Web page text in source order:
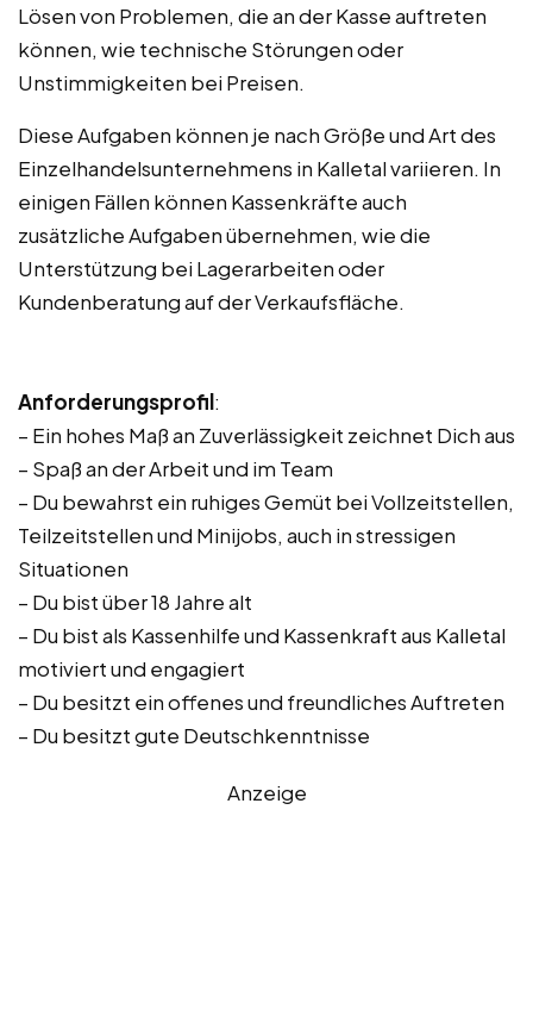
Lösen von Problemen, die an der Kasse auftreten
können, wie technische Störungen oder
Unstimmigkeiten bei Preisen.
Diese Aufgaben können je nach Größe und Art des
Einzelhandelsunternehmens in Kalletal variieren. In
einigen Fällen können Kassenkräfte auch
zusätzliche Aufgaben übernehmen, wie die
Unterstützung bei Lagerarbeiten oder
Kundenberatung auf der Verkaufsfläche.
Anforderungsprofil:
– Ein hohes Maß an Zuverlässigkeit zeichnet Dich aus
– Spaß an der Arbeit und im Team
– Du bewahrst ein ruhiges Gemüt bei Vollzeitstellen,
Teilzeitstellen und Minijobs, auch in stressigen
Situationen
– Du bist über 18 Jahre alt
– Du bist als Kassenhilfe und Kassenkraft aus Kalletal
motiviert und engagiert
– Du besitzt ein offenes und freundliches Auftreten
– Du besitzt gute Deutschkenntnisse
Anzeige